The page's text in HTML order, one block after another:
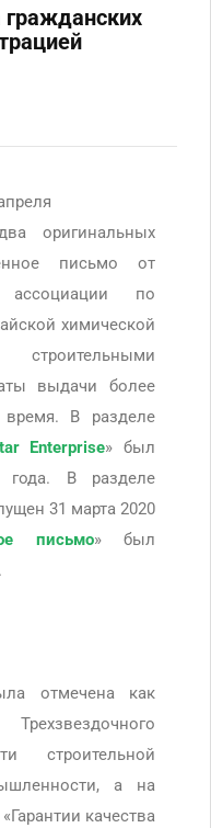
оригинальных
письмо от
ассоциации по
химической
выдачи более
В разделе
Enterprise» был
В разделе
31 марта 2020
письмо» был
отмечена как
строительной
а на
качества